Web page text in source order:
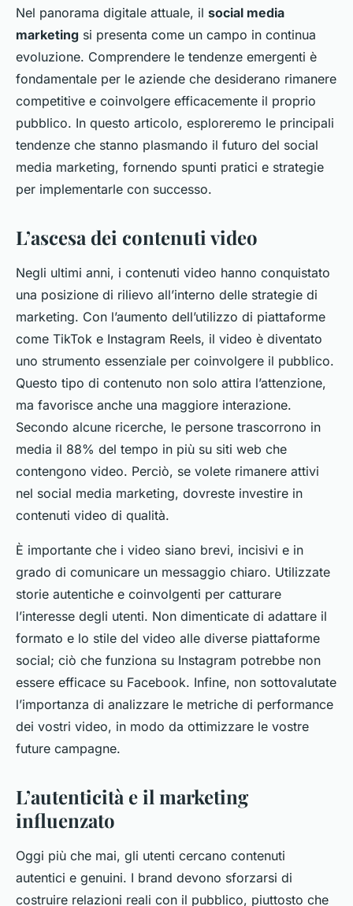
Quali sono le tendenze
emergenti nel social media
marketing?
Yanis•24 aprile 2025•4 min de lecture
Nel panorama digitale attuale, il social media
marketing si presenta come un campo in continua
evoluzione. Comprendere le tendenze emergenti è
fondamentale per le aziende che desiderano rimanere
competitive e coinvolgere efficacemente il proprio
pubblico. In questo articolo, esploreremo le principali
tendenze che stanno plasmando il futuro del social
media marketing, fornendo spunti pratici e strategie
per implementarle con successo.
L’ascesa dei contenuti video
Negli ultimi anni, i contenuti video hanno conquistato
una posizione di rilievo all’interno delle strategie di
marketing. Con l’aumento dell’utilizzo di piattaforme
come TikTok e Instagram Reels, il video è diventato
uno strumento essenziale per coinvolgere il pubblico.
Questo tipo di contenuto non solo attira l’attenzione,
ma favorisce anche una maggiore interazione.
Secondo alcune ricerche, le persone trascorrono in
media il 88% del tempo in più su siti web che
contengono video. Perciò, se volete rimanere attivi
nel social media marketing, dovreste investire in
contenuti video di qualità.
È importante che i video siano brevi, incisivi e in
grado di comunicare un messaggio chiaro. Utilizzate
storie autentiche e coinvolgenti per catturare
l’interesse degli utenti. Non dimenticate di adattare il
formato e lo stile del video alle diverse piattaforme
social; ciò che funziona su Instagram potrebbe non
essere efficace su Facebook. Infine, non sottovalutate
l’importanza di analizzare le metriche di performance
dei vostri video, in modo da ottimizzare le vostre
future campagne.
L’autenticità e il marketing
influenzato
Oggi più che mai, gli utenti cercano contenuti
autentici e genuini. I brand devono sforzarsi di
costruire relazioni reali con il pubblico, piuttosto che